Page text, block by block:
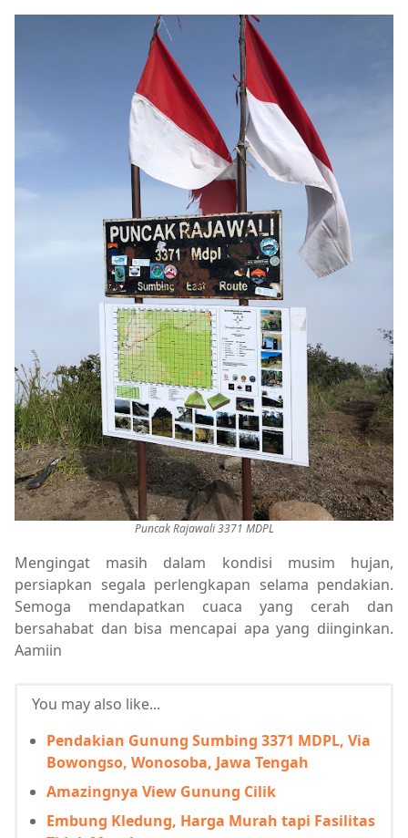
Puncak Rajawali 3371 MDPL
Mengingat masih dalam kondisi musim hujan,
persiapkan segala perlengkapan selama pendakian.
Semoga mendapatkan cuaca yang cerah dan
bersahabat dan bisa mencapai apa yang diinginkan.
Aamiin
You may also like...
Pendakian Gunung Sumbing 3371 MDPL, Via
Bowongso, Wonosoba, Jawa Tengah
Amazingnya View Gunung Cilik
Embung Kledung, Harga Murah tapi Fasilitas